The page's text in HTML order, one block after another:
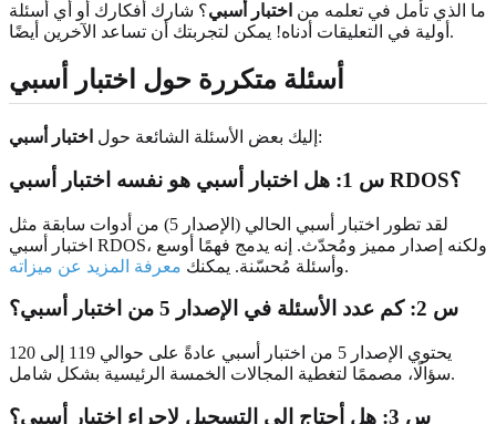
ما الذي تأمل في تعلمه من اختبار أسبي؟ شارك أفكارك أو أي أسئلة
أولية في التعليقات أدناه! يمكن لتجربتك أن تساعد الآخرين أيضًا.
أسئلة متكررة حول اختبار أسبي
إليك بعض الأسئلة الشائعة حول اختبار أسبي :
س 1: هل اختبار أسبي هو نفسه اختبار أسبي RDOS؟
لقد تطور اختبار أسبي الحالي (الإصدار 5) من أدوات سابقة مثل
اختبار أسبي RDOS، ولكنه إصدار مميز ومُحدّث. إنه يدمج فهمًا أوسع
وأسئلة مُحسّنة. يمكنك معرفة المزيد عن ميزاته .
س 2: كم عدد الأسئلة في الإصدار 5 من اختبار أسبي؟
يحتوي الإصدار 5 من اختبار أسبي عادةً على حوالي 119 إلى 120
سؤالًا، مصممًا لتغطية المجالات الخمسة الرئيسية بشكل شامل.
س 3: هل أحتاج إلى التسجيل لإجراء اختبار أسبي؟